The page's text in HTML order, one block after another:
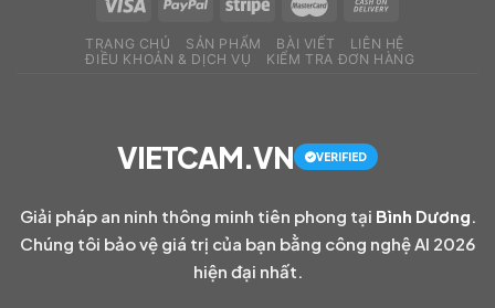
TRANG CHỦ SẢN PHẨM BÀI VIẾT
LIÊN HỆ
ĐIỀU KHOẢN & DỊCH VỤ
KIỂM TRA ĐƠN HÀNG
VIETCAM.VN VERIFIED
Giải pháp an ninh thông minh tiên phong tại Bình Dương
Chúng tôi bảo vệ giá trị của bạn bằng công nghệ AI 2026
hiện đại nhất.